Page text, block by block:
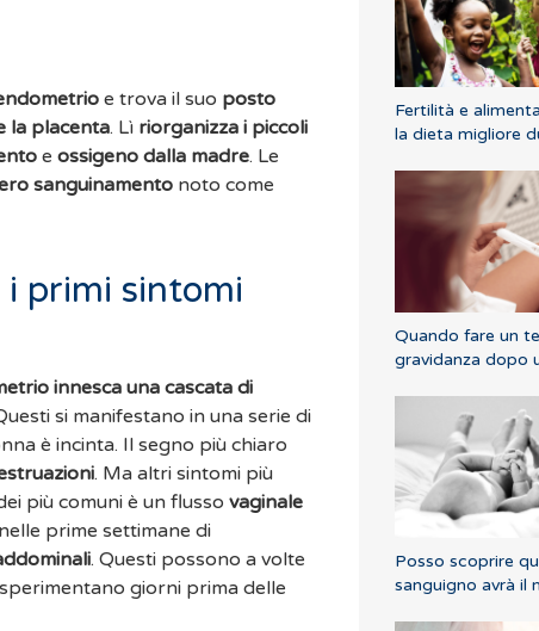
e trova il suo posto
la placenta. Lì riorganizza i piccoli
e ossigeno dalla madre. Le
sanguinamento noto come
primi sintomi
innesca una cascata di
si manifestano in una serie di
è incinta. Il segno più chiaro
. Ma altri sintomi più
più comuni è un flusso vaginale
prime settimane di
. Questi possono a volte
giorni prima delle
Fertilità e
la dieta migliore
Quando fare un
gravidanza dopo
Posso scoprire
sanguigno avrà il